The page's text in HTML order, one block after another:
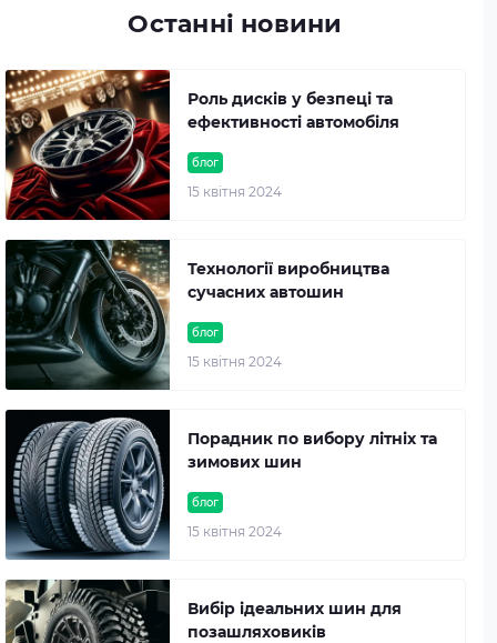
Останні новини
блог
15 квітня 2024
Роль дисків у безпеці та
ефективності автомобіля
блог
15 квітня 2024
Технології виробництва
сучасних автошин
блог
15 квітня 2024
Порадник по вибору літніх та
зимових шин
Вибір ідеальних шин для
позашляховиків